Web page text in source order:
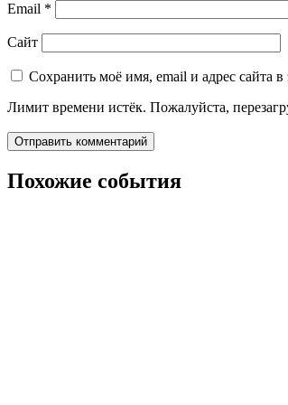
Email *
Сайт
Сохранить моё имя, email и адрес сайта
Лимит времени истёк. Пожалуйста,
Похожие события